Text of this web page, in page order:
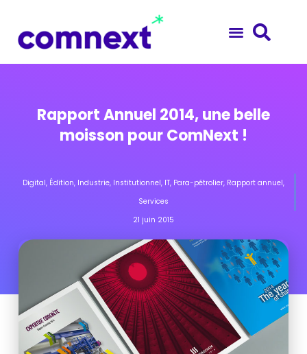
Rapport Annuel 2014, une belle
moisson pour ComNext !
Digital, Édition, Industrie, Institutionnel, IT, Para-pétrolier, Rapport annuel,
Services
21 juin 2015